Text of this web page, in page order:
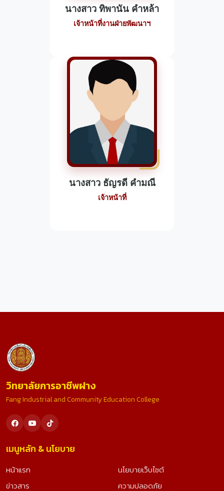
นางสาว ทิพานัน คำหล้า
เจ้าหน้าที่งานฝ่ายพัฒนาฯ
นางสาว ธัญรดี คำมณี
เจ้าหน้าที่
วิทยาลัยการอาชีพฝาง
Fang Industrial and Community Education College
เมนูหลัก & นโยบาย
หน้าแรก
ข่าวสาร
นโยบายเว็บไซต์
ความปลอดภัย